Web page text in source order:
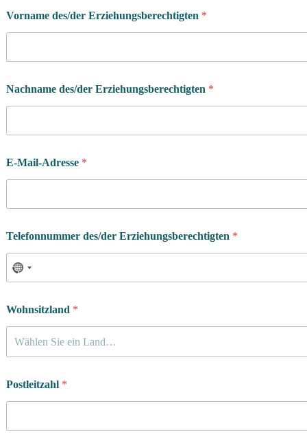
Vorname des/der Erziehungsberechtigten *
Nachname des/der Erziehungsberechtigten *
E-Mail-Adresse *
Telefonnummer des/der Erziehungsberechtigten *
Wohnsitzland *
Wählen Sie ein Land…
Postleitzahl *